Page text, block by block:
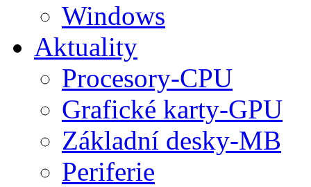
Windows
Aktuality
Procesory-CPU
Grafické karty-GPU
Základní desky-MB
Periferie